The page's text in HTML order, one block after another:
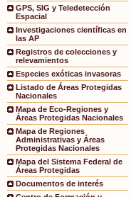
GPS, SIG y Teledetección
Espacial
Investigaciones científicas en
las AP
Registros de colecciones y
relevamientos
Especies exóticas invasoras
Listado de Áreas Protegidas
Nacionales
Mapa de Eco-Regiones y
Áreas Protegidas Nacionales
Mapa de Regiones
Administrativas y Áreas
Protegidas Nacionales
Mapa del Sistema Federal de
Áreas Protegidas
Documentos de interés